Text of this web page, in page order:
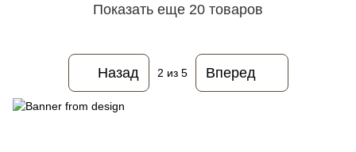
Показать еще 20 товаров
Назад 2 из 5 Вперед